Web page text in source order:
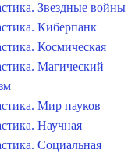
Звездные войны
Киберпанк
Космическая
Магический
Мир пауков
Научная
Социальная